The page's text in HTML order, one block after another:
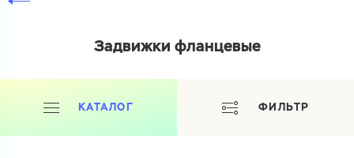
Задвижки фланцевые
КАТАЛОГ ФИЛЬТР